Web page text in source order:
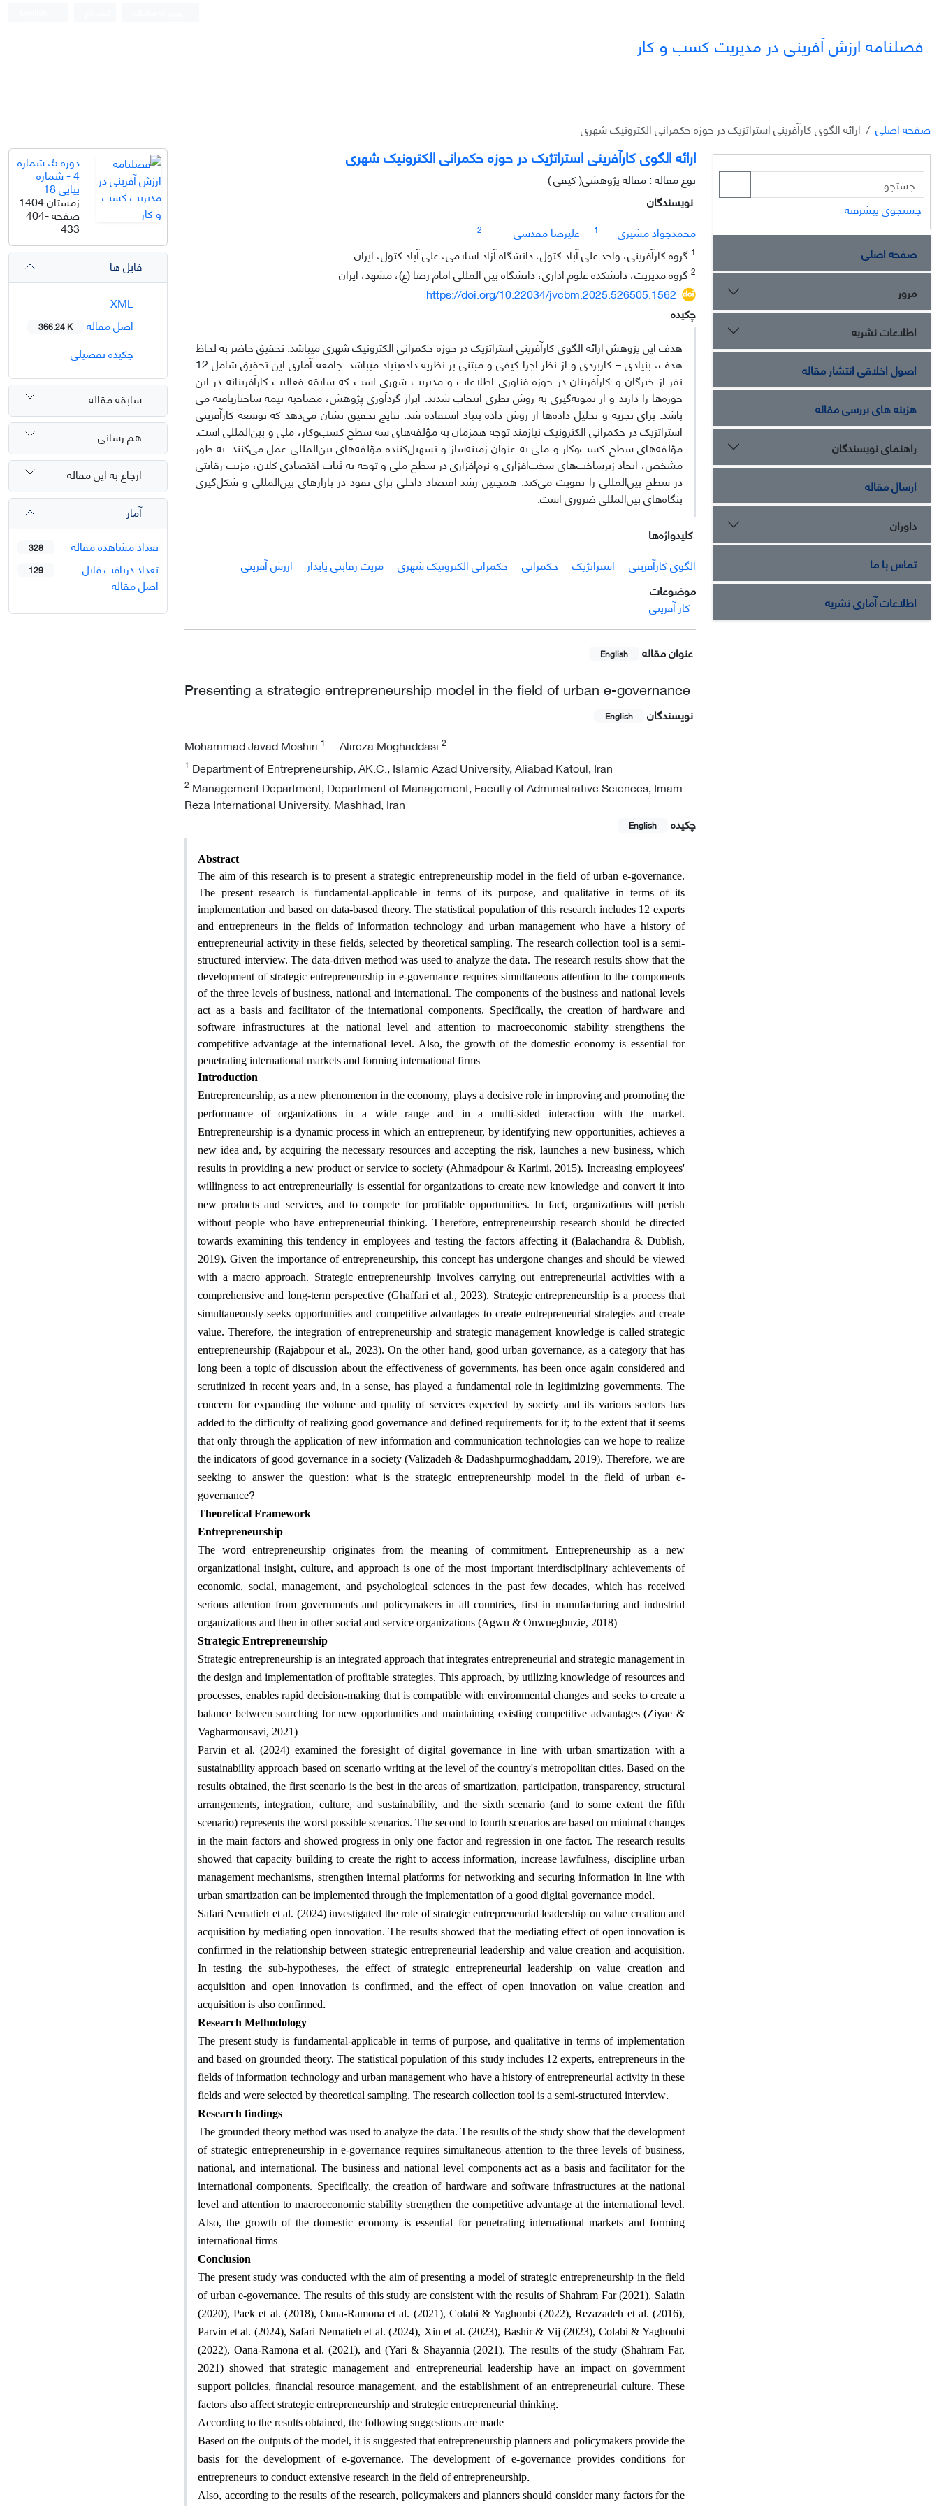
فصلنامه ارزش آفرینی در مدیریت کسب و کار
صفحه اصلی ارائه الگوی کارآفرینی استراتژیک در حوزه حکمرانی الکترونیک شهری
ارائه الگوی کارآفرینی استراتژیک در حوزه حکمرانی الکترونیک شهری
نوع مقاله : مقاله پژوهشی( کیفی )
نویسندگان
محمدجواد مشیری
1 علیرضا مقدسی
2
1 گروه کارآفرینی، واحد علی آباد کتول، دانشگاه آزاد اسلامی، علی آباد کتول، ایران
2 گروه مدیریت، دانشکده علوم اداری، دانشگاه بین المللی امام رضا (ع)، مشهد، ایران
https://doi.org/10.22034/jvcbm.2025.526505.1562
چکیده
هدف این پژوهش ارائه الگوی کارآفرینی استراتژیک در حوزه حکمرانی الکترونیک شهری می‎باشد. تحقیق حاضر به لحاظ
هدف، بنیادی – کاربردی و از نظر اجرا کیفی و مبتنی بر نظریه داده‌بنیاد می‎باشد. جامعه آماری این تحقیق شامل 12
نفر از خبرگان و کارآفرینان در حوزه فناوری اطلاعات و مدیریت شهری است که سابقه فعالیت کارآفرینانه در این
حوزه‌ها را دارند و از نمونه‌گیری به روش نظری انتخاب شدند. ابزار گردآوری پژوهش، مصاحبه نیمه ساختاریافته می
باشد. برای تجزیه و تحلیل داده‌ها از روش داده بنیاد استفاده شد. نتایج تحقیق نشان می‌دهد که توسعه کارآفرینی
استراتژیک در حکمرانی الکترونیک نیازمند توجه همزمان به مؤلفه‌های سه سطح کسب‌وکار، ملی و بین‌المللی است.
مؤلفه‌های سطح کسب‌وکار و ملی به عنوان زمینه‌ساز و تسهیل‌کننده مؤلفه‌های بین‌المللی عمل می‌کنند. به طور
مشخص، ایجاد زیرساخت‌های سخت‌افزاری و نرم‌افزاری در سطح ملی و توجه به ثبات اقتصادی کلان، مزیت رقابتی
در سطح بین‌المللی را تقویت می‌کند. همچنین رشد اقتصاد داخلی برای نفوذ در بازارهای بین‌المللی و شکل‌گیری
بنگاه‌های بین‌المللی ضروری است.
کلیدواژه‌ها
الگوی کارآفرینی
استراتژیک حکمرانی حکمرانی الکترونیک شهری مزیت رقابتی پایدار
ارزش آفرینی
موضوعات
کار آفرینی
عنوان مقاله English
Presenting a strategic entrepreneurship model in the field of urban e-governance
نویسندگان English
Mohammad Javad Moshiri 1 Alireza Moghaddasi 2
1 Department of Entrepreneurship, AK.C., Islamic Azad University, Aliabad Katoul, Iran
2 Management Department, Department of Management, Faculty of Administrative Sciences, Imam
Reza International University, Mashhad, Iran
چکیده
English
Abstract
The aim of this research is to present a strategic entrepreneurship model in the field of urban e-governance.
The present research is fundamental-applicable in terms of its purpose, and qualitative in terms of its
implementation and based on data-based theory. The statistical population of this research includes 12 experts
and entrepreneurs in the fields of information technology and urban management who have a history of
entrepreneurial activity in these fields, selected by theoretical sampling. The research collection tool is a semi-
structured interview. The data-driven method was used to analyze the data. The research results show that the
development of strategic entrepreneurship in e-governance requires simultaneous attention to the components
of the three levels of business, national and international. The components of the business and national levels
act as a basis and facilitator of the international components. Specifically, the creation of hardware and
software infrastructures at the national level and attention to macroeconomic stability strengthens the
competitive advantage at the international level. Also, the growth of the domestic economy is essential for
penetrating international markets and forming international firms.
Introduction
Entrepreneurship, as a new phenomenon in the economy, plays a decisive role in improving and promoting the
performance of organizations in a wide range and in a multi-sided interaction with the market.
Entrepreneurship is a dynamic process in which an entrepreneur, by identifying new opportunities, achieves a
new idea and, by acquiring the necessary resources and accepting the risk, launches a new business, which
results in providing a new product or service to society (Ahmadpour & Karimi, 2015). Increasing employees'
willingness to act entrepreneurially is essential for organizations to create new knowledge and convert it into
new products and services, and to compete for profitable opportunities. In fact, organizations will perish
without people who have entrepreneurial thinking. Therefore, entrepreneurship research should be directed
towards examining this tendency in employees and testing the factors affecting it (Balachandra & Dublish,
2019). Given the importance of entrepreneurship, this concept has undergone changes and should be viewed
with a macro approach. Strategic entrepreneurship involves carrying out entrepreneurial activities with a
comprehensive and long-term perspective (Ghaffari et al., 2023). Strategic entrepreneurship is a process that
simultaneously seeks opportunities and competitive advantages to create entrepreneurial strategies and create
value. Therefore, the integration of entrepreneurship and strategic management knowledge is called strategic
entrepreneurship (Rajabpour et al., 2023). On the other hand, good urban governance, as a category that has
long been a topic of discussion about the effectiveness of governments, has been once again considered and
scrutinized in recent years and, in a sense, has played a fundamental role in legitimizing governments. The
concern for expanding the volume and quality of services expected by society and its various sectors has
added to the difficulty of realizing good governance and defined requirements for it; to the extent that it seems
that only through the application of new information and communication technologies can we hope to realize
the indicators of good governance in a society (Valizadeh & Dadashpurmoghaddam, 2019). Therefore, we are
seeking to answer the question: what is the strategic entrepreneurship model in the field of urban e-
governance?
Theoretical Framework
Entrepreneurship
The word entrepreneurship originates from the meaning of commitment. Entrepreneurship as a new
organizational insight, culture, and approach is one of the most important interdisciplinary achievements of
economic, social, management, and psychological sciences in the past few decades, which has received
serious attention from governments and policymakers in all countries, first in manufacturing and industrial
organizations and then in other social and service organizations (Agwu & Onwuegbuzie, 2018).
Strategic Entrepreneurship
Strategic entrepreneurship is an integrated approach that integrates entrepreneurial and strategic management in
the design and implementation of profitable strategies. This approach, by utilizing knowledge of resources and
processes, enables rapid decision-making that is compatible with environmental changes and seeks to create a
balance between searching for new opportunities and maintaining existing competitive advantages (Ziyae &
Vagharmousavi, 2021).
Parvin et al. (2024) examined the foresight of digital governance in line with urban smartization with a
sustainability approach based on scenario writing at the level of the country's metropolitan cities. Based on the
results obtained, the first scenario is the best in the areas of smartization, participation, transparency, structural
arrangements, integration, culture, and sustainability, and the sixth scenario (and to some extent the fifth
scenario) represents the worst possible scenarios. The second to fourth scenarios are based on minimal changes
in the main factors and showed progress in only one factor and regression in one factor. The research results
showed that capacity building to create the right to access information, increase lawfulness, discipline urban
management mechanisms, strengthen internal platforms for networking and securing information in line with
urban smartization can be implemented through the implementation of a good digital governance model.
Safari Nematieh et al. (2024) investigated the role of strategic entrepreneurial leadership on value creation and
acquisition by mediating open innovation. The results showed that the mediating effect of open innovation is
confirmed in the relationship between strategic entrepreneurial leadership and value creation and acquisition.
In testing the sub-hypotheses, the effect of strategic entrepreneurial leadership on value creation and
acquisition and open innovation is confirmed, and the effect of open innovation on value creation and
acquisition is also confirmed.
Research Methodology
The present study is fundamental-applicable in terms of purpose, and qualitative in terms of implementation
and based on grounded theory. The statistical population of this study includes 12 experts, entrepreneurs in the
fields of information technology and urban management who have a history of entrepreneurial activity in these
fields and were selected by theoretical sampling. The research collection tool is a semi-structured interview.
Research findings
The grounded theory method was used to analyze the data. The results of the study show that the development
of strategic entrepreneurship in e-governance requires simultaneous attention to the three levels of business,
national, and international. The business and national level components act as a basis and facilitator for the
international components. Specifically, the creation of hardware and software infrastructures at the national
level and attention to macroeconomic stability strengthen the competitive advantage at the international level.
Also, the growth of the domestic economy is essential for penetrating international markets and forming
international firms.
Conclusion
The present study was conducted with the aim of presenting a model of strategic entrepreneurship in the field
of urban e-governance. The results of this study are consistent with the results of Shahram Far (2021), Salatin
(2020), Paek et al. (2018), Oana-Ramona et al. (2021), Colabi & Yaghoubi (2022), Rezazadeh et al. (2016),
Parvin et al. (2024), Safari Nematieh et al. (2024), Xin et al. (2023), Bashir & Vij (2023), Colabi & Yaghoubi
(2022), Oana-Ramona et al. (2021), and (Yari & Shayannia (2021). The results of the study (Shahram Far,
2021) showed that strategic management and entrepreneurial leadership have an impact on government
support policies, financial resource management, and the establishment of an entrepreneurial culture. These
factors also affect strategic entrepreneurship and strategic entrepreneurial thinking.
According to the results obtained, the following suggestions are made:
Based on the outputs of the model, it is suggested that entrepreneurship planners and policymakers provide the
basis for the development of e-governance. The development of e-governance provides conditions for
entrepreneurs to conduct extensive research in the field of entrepreneurship.
Also, according to the results of the research, policymakers and planners should consider many factors for the
دوره 5، شماره
4 - شماره
پیاپی 18
زمستان 1404
صفحه404-
433
فایل ها
اصل مقاله
366.24 K
چکیده تفصیلی
سابقه مقاله
هم رسانی
ارجاع به این مقاله
آمار
تعداد مشاهده مقاله
328
تعداد دریافت فایل
اصل مقاله
129
جستجوی پیشرفته
صفحه اصلی
مرور
اطلاعات نشریه
اصول اخلاقی انتشار مقاله
هزینه های بررسی مقاله
راهنمای نویسندگان
ارسال مقاله
داوران
تماس با ما
اطلاعات آماری نشریه